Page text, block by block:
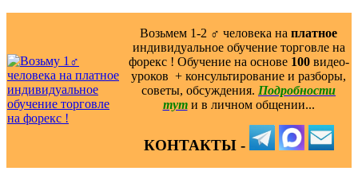
Возьмем 1-2 ‍♂️ человека на платное
индивидуальное обучение торговле на
форекс ! Обучение на основе 100видео-
уроков ️ + консультирование и разборы,
советы, обсуждения. Подробности
тут и в личном общении...
КОНТАКТЫ -